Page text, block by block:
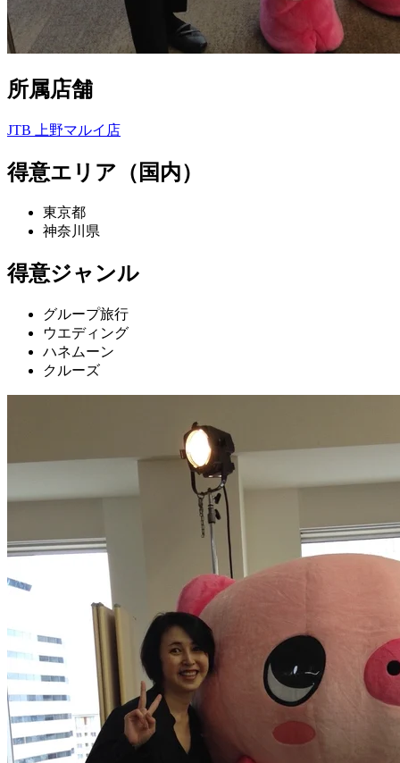
所属店舗
JTB 上野マルイ店
得意エリア（国内）
東京都
神奈川県
得意ジャンル
グループ旅行
ウエディング
ハネムーン
クルーズ